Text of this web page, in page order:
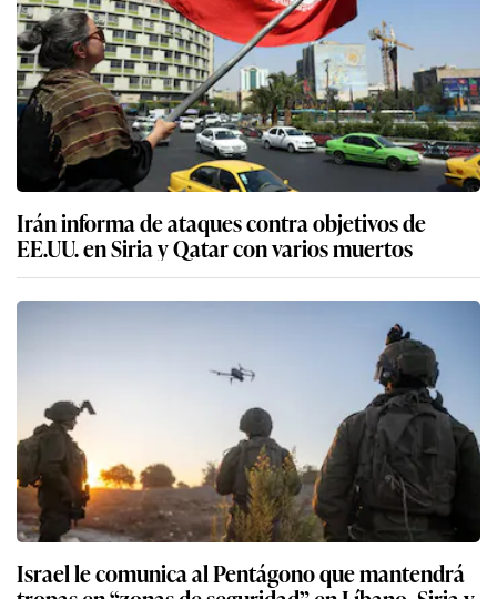
Irán informa de ataques contra objetivos de
EE.UU. en Siria y Qatar con varios muertos
Israel le comunica al Pentágono que mantendrá